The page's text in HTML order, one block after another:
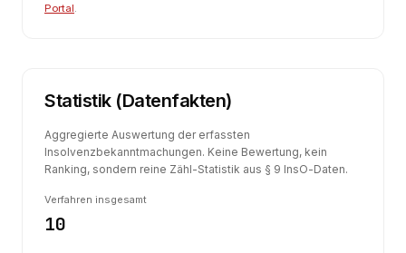
Portal.
Statistik (Datenfakten)
Aggregierte Auswertung der erfassten
Insolvenzbekanntmachungen. Keine Bewertung, kein
Ranking, sondern reine Zähl-Statistik aus § 9 InsO-Daten.
Verfahren insgesamt
10